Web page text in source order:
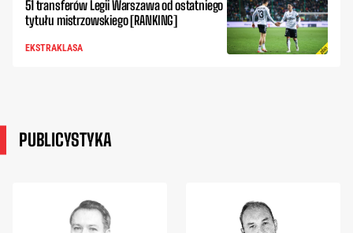
51 transferów Legii Warszawa od ostatniego
tytułu mistrzowskiego [RANKING]
EKSTRAKLASA
PUBLICYSTYKA